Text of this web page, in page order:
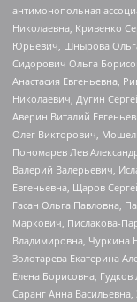
антимонопольная
Николаевна, Кривенко
Юрьевич, Шнырова
Сидорович Ольга
Анастасия Евгеньевна,
Николаевич, Дугин
Аверин Виталий
Олег Викторович,
Пономарев Лев
Валерий Валерьевич,
Евгеньевна, Щаров
Гасан Ольга Павловна,
Маркович, Пислакова-
Владимировна, Чуркина
Золотарева Екатерина
Елена Борисовна,
Саранг Анна